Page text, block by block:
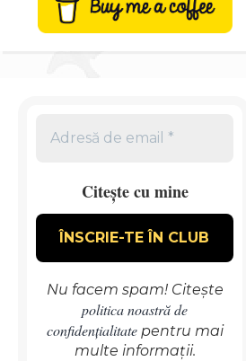
Citește cu mine
Nu facem spam! Citește
politica noastră de
confidențialitatepentru mai
multe informații.